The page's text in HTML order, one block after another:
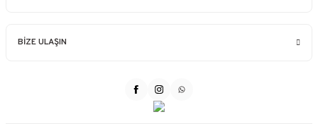
BİZE ULAŞIN